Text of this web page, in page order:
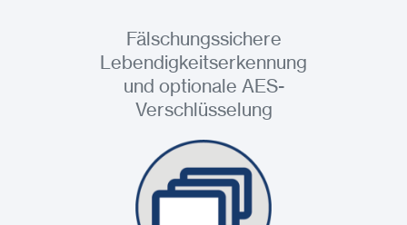
Fälschungssichere
Lebendigkeitserkennung
und optionale AES-
Verschlüsselung